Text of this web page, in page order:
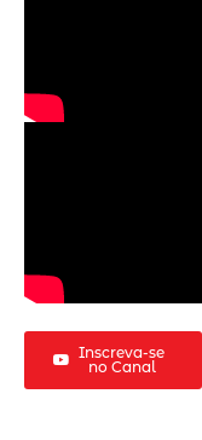
Inscreva-se
no Canal